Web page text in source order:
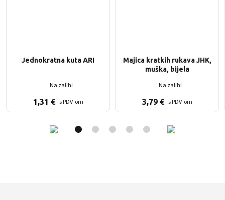
Jednokratna kuta ARI
Na zalihi
1,31 € s PDV-om
Majica kratkih rukava JHK,
muška, bijela
Na zalihi
3,79 € s PDV-om